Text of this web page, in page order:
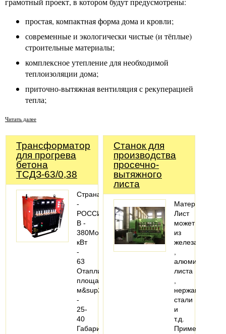
простая, компактная форма дома и кровли;
современные и экологически чистые (и тёплые)
строительные материалы;
комплексное утепление для необходимой
теплоизоляции дома;
приточно-вытяжная вентиляция с рекуперацией
тепла;
Читать далее
Трансформатор
для прогрева
бетона
ТСДЗ-63/0,38
Страна
-
РОССИЯНапряжение,
В -
380Мощность,
кВт
-
63
Отапливаемая
площадь,
м&sup2;
-
25-
40
Габариты,
Станок для
производства
просечно-
вытяжного
листа
Материал:
Лист
может
из
железа
алюминиевого
листа
нержавеющей
стали
и
т.д.
Применение